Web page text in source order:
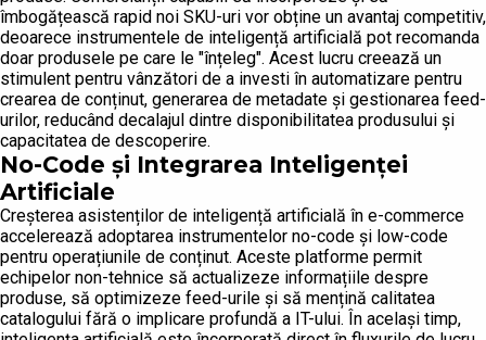
îmbogățească rapid noi SKU-uri vor obține un avantaj competitiv,
deoarece instrumentele de inteligență artificială pot recomanda
doar produsele pe care le "înțeleg". Acest lucru creează un
stimulent pentru vânzători de a investi în automatizare pentru
crearea de conținut, generarea de metadate și gestionarea feed-
urilor, reducând decalajul dintre disponibilitatea produsului și
capacitatea de descoperire.
No-Code și Integrarea Inteligenței
Artificiale
Creșterea asistenților de inteligență artificială în e-commerce
accelerează adoptarea instrumentelor no-code și low-code
pentru operațiunile de conținut. Aceste platforme permit
echipelor non-tehnice să actualizeze informațiile despre
produse, să optimizeze feed-urile și să mențină calitatea
catalogului fără o implicare profundă a IT-ului. În același timp,